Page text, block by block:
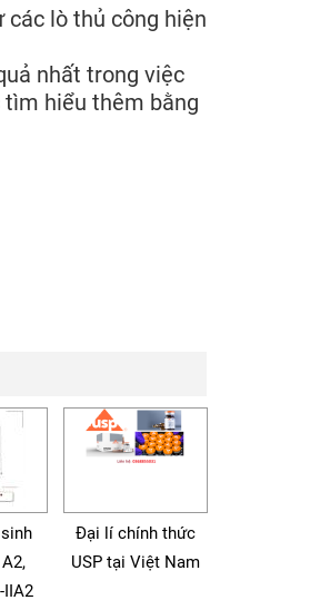
lò thủ công hiện
nhất trong việc
tìm hiểu thêm bằng
IIA2
Đại lí chính thức
USP tại Việt Nam